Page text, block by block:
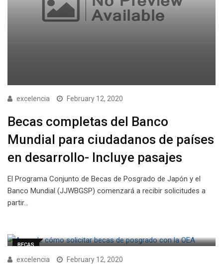
excelencia February 12, 2020
Becas completas del Banco
Mundial para ciudadanos de países
en desarrollo- Incluye pasajes
El Programa Conjunto de Becas de Posgrado de Japón y el
Banco Mundial (JJWBGSP) comenzará a recibir solicitudes a
partir…
BECAS
excelencia February 12, 2020